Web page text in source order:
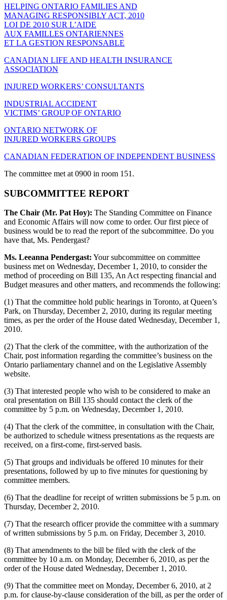
HELPING ONTARIO FAMILIES AND
MANAGING RESPONSIBLY ACT, 2010
LOI DE 2010 SUR L’AIDE
AUX FAMILLES ONTARIENNES
ET LA GESTION RESPONSABLE
CANADIAN LIFE AND HEALTH INSURANCE
ASSOCIATION
INJURED WORKERS’ CONSULTANTS
INDUSTRIAL ACCIDENT
VICTIMS’ GROUP OF ONTARIO
ONTARIO NETWORK OF
INJURED WORKERS GROUPS
CANADIAN FEDERATION OF INDEPENDENT BUSINESS
The committee met at 0900 in room 151.
SUBCOMMITTEE REPORT
The Chair (Mr. Pat Hoy): The Standing Committee on Finance
and Economic Affairs will now come to order. Our first piece of
business would be to read the report of the subcommittee. Do you
have that, Ms. Pendergast?
Ms. Leeanna Pendergast: Your subcommittee on committee
business met on Wednesday, December 1, 2010, to consider the
method of proceeding on Bill 135, An Act respecting financial and
Budget measures and other matters, and recommends the following:
(1) That the committee hold public hearings in Toronto, at Queen’s
Park, on Thursday, December 2, 2010, during its regular meeting
times, as per the order of the House dated Wednesday, December 1,
2010.
(2) That the clerk of the committee, with the authorization of the
Chair, post information regarding the committee’s business on the
Ontario parliamentary channel and on the Legislative Assembly
website.
(3) That interested people who wish to be considered to make an
oral presentation on Bill 135 should contact the clerk of the
committee by 5 p.m. on Wednesday, December 1, 2010.
(4) That the clerk of the committee, in consultation with the Chair,
be authorized to schedule witness presentations as the requests are
received, on a first-come, first-served basis.
(5) That groups and individuals be offered 10 minutes for their
presentations, followed by up to five minutes for questioning by
committee members.
(6) That the deadline for receipt of written submissions be 5 p.m. on
Thursday, December 2, 2010.
(7) That the research officer provide the committee with a summary
of written submissions by 5 p.m. on Friday, December 3, 2010.
(8) That amendments to the bill be filed with the clerk of the
committee by 10 a.m. on Monday, December 6, 2010, as per the
order of the House dated Wednesday, December 1, 2010.
(9) That the committee meet on Monday, December 6, 2010, at 2
p.m. for clause-by-clause consideration of the bill, as per the order of